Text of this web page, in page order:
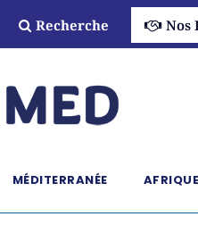
Recherche Nos
MÉDITERRANÉE AFRIQUE